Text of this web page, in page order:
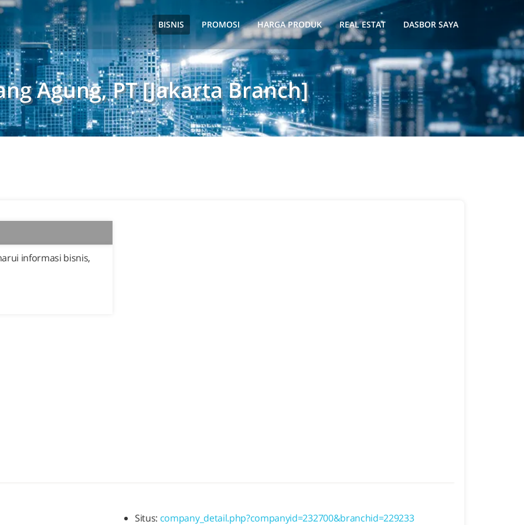
BISNIS PROMOSI HARGA PRODUK REAL ESTAT DASBOR SAYA
Agung, PT [Jakarta Branch]
informasi bisnis,
Situs: company_detail.php?companyid=232700&branchid=229233